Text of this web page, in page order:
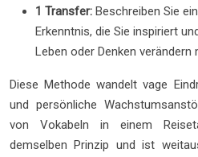
1 Transfer: Beschreiben Sie
Erkenntnis, die Sie inspiriert
Leben oder Denken verändern
Diese Methode wandelt vage
und persönliche
von Vokabeln in einem
demselben Prinzip und ist